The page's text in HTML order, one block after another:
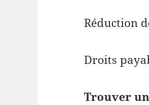
Réduction
Droits
Trouver